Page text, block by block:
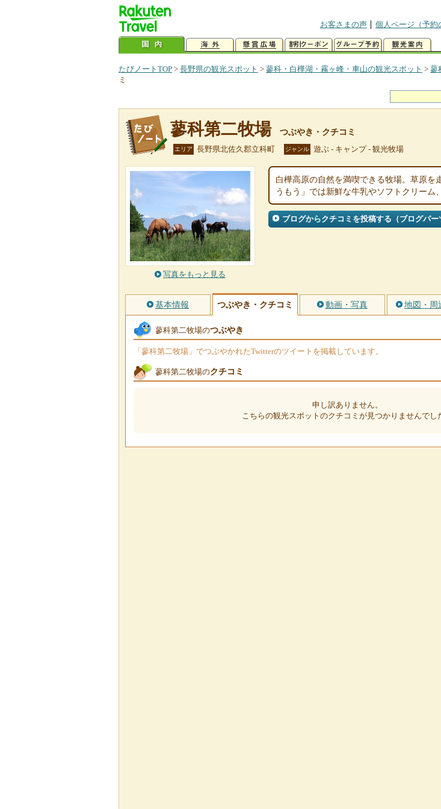
お客さまの声
個人ページ（予約
たびノートTOP > 長野県の観光スポット > 蓼科・白樺湖・霧ヶ峰・車山の観光スポット > 蓼
ミ
蓼科第二牧場 つぶやき・クチコミ
エリア 長野県北佐久郡立科町 ジャンル 遊ぶ - キャンプ - 観光牧場
写真をもっと見る
白樺高原の自然を満喫できる牧場。草原を
うもう」では新鮮な牛乳やソフトクリーム
ブログからクチコミを投稿する（ブログパー
基本情報 つぶやき・クチコミ 動画・写真 地図・周
蓼科第二牧場のつぶやき
「蓼科第二牧場」でつぶやかれたTwitterのツイートを掲載しています。
蓼科第二牧場のクチコミ
申し訳ありません。
こちらの観光スポットのクチコミが見つかりませんでし